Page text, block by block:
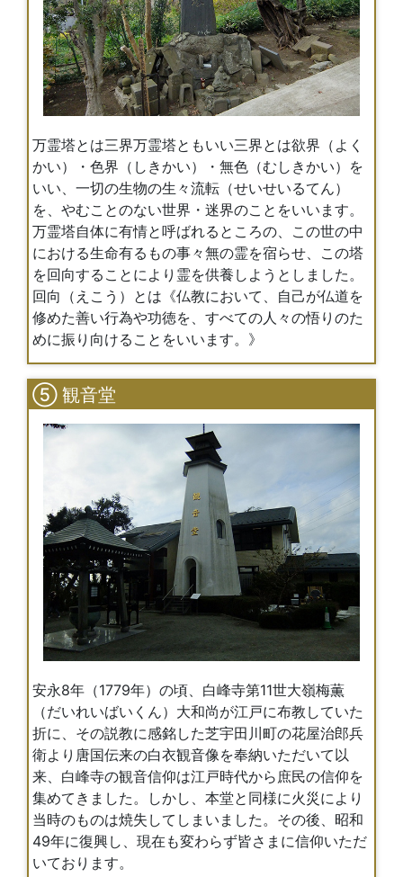
万霊塔とは三界万霊塔ともいい三界とは欲界（よく
かい）・色界（しきかい）・無色（むしきかい）を
いい、一切の生物の生々流転（せいせいるてん）
を、やむことのない世界・迷界のことをいいます。
万霊塔自体に有情と呼ばれるところの、この世の中
における生命有るもの事々無の霊を宿らせ、この塔
を回向することにより霊を供養しようとしました。
回向（えこう）とは《仏教において、自己が仏道を
修めた善い行為や功徳を、すべての人々の悟りのた
めに振り向けることをいいます。》
⑤ 観音堂
安永8年（1779年）の頃、白峰寺第11世大嶺梅薫
（だいれいばいくん）大和尚が江戸に布教していた
折に、その説教に感銘した芝宇田川町の花屋治郎兵
衛より唐国伝来の白衣観音像を奉納いただいて以
来、白峰寺の観音信仰は江戸時代から庶民の信仰を
集めてきました。しかし、本堂と同様に火災により
当時のものは焼失してしまいました。その後、昭和
49年に復興し、現在も変わらず皆さまに信仰いただ
いております。